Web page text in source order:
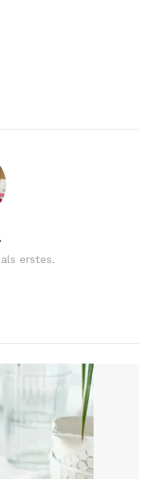
erstes.